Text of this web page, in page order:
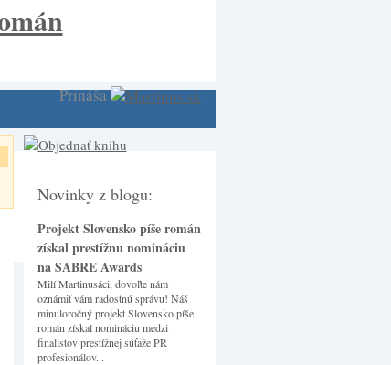
Prináša
Novinky z blogu:
Projekt Slovensko píše román
získal prestížnu nomináciu
na SABRE Awards
Milí Martinusáci, dovoľte nám
oznámiť vám radostnú správu! Náš
minuloročný projekt Slovensko píše
román získal nomináciu medzi
finalistov prestížnej súťaže PR
profesionálov...